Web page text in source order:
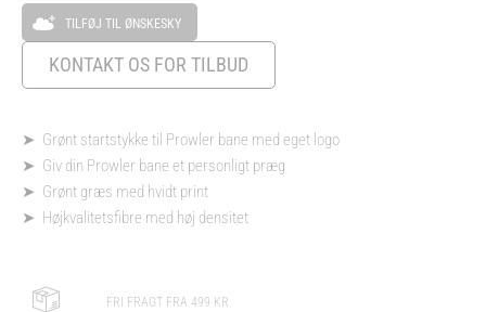
TILFØJ TIL ØNSKESKY
KONTAKT OS FOR TILBUD
➤ Grønt startstykke til Prowler bane med eget logo
➤ Giv din Prowler bane et personligt præg
➤ Grønt græs med hvidt print
➤ Højkvalitetsfibre med høj densitet
FRI FRAGT FRA 499 KR